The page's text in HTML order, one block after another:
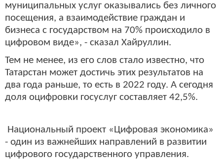
муниципальных услуг оказывались без личного
посещения, а взаимодействие граждан и
бизнеса с государством на 70% происходило в
цифровом виде», - сказал Хайруллин.
Тем не менее, из его слов стало известно, что
Татарстан может достичь этих результатов на
два года раньше, то есть в 2022 году. А сегодня
доля оцифровки госуслуг составляет 42,5%.
Национальный проект «Цифровая экономика»
- один из важнейших направлений в развитии
цифрового государственного управления.